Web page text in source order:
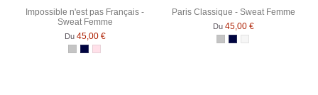
Impossible n'est pas Français -
Sweat Femme
Du 45,00 €
Gris Chiné
Bleu Marine
Rose Chiné
Paris Classique - Sweat Femme
Du 45,00 €
Gris Chiné
Bleu Marine
Blanc chiné